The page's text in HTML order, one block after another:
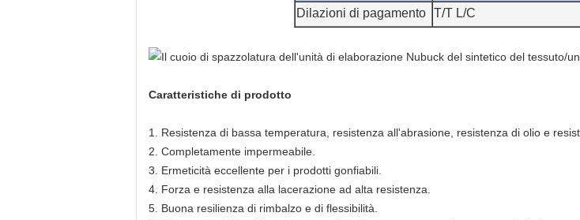
Dilazioni di pagamento T/T L/C
Caratteristiche di prodotto
1. Resistenza di bassa temperatura, resistenza all'abrasione, resistenza di olio e
2. Completamente impermeabile.
3. Ermeticità eccellente per i prodotti gonfiabili.
4. Forza e resistenza alla lacerazione ad alta resistenza.
5. Buona resilienza di rimbalzo e di flessibilità.